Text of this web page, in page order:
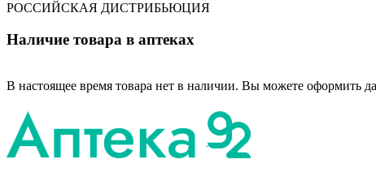
РОССИЙСКАЯ ДИСТРИБЬЮЦИЯ
Наличие товара в аптеках
В настоящее время товара нет в наличии. Вы можете оформить